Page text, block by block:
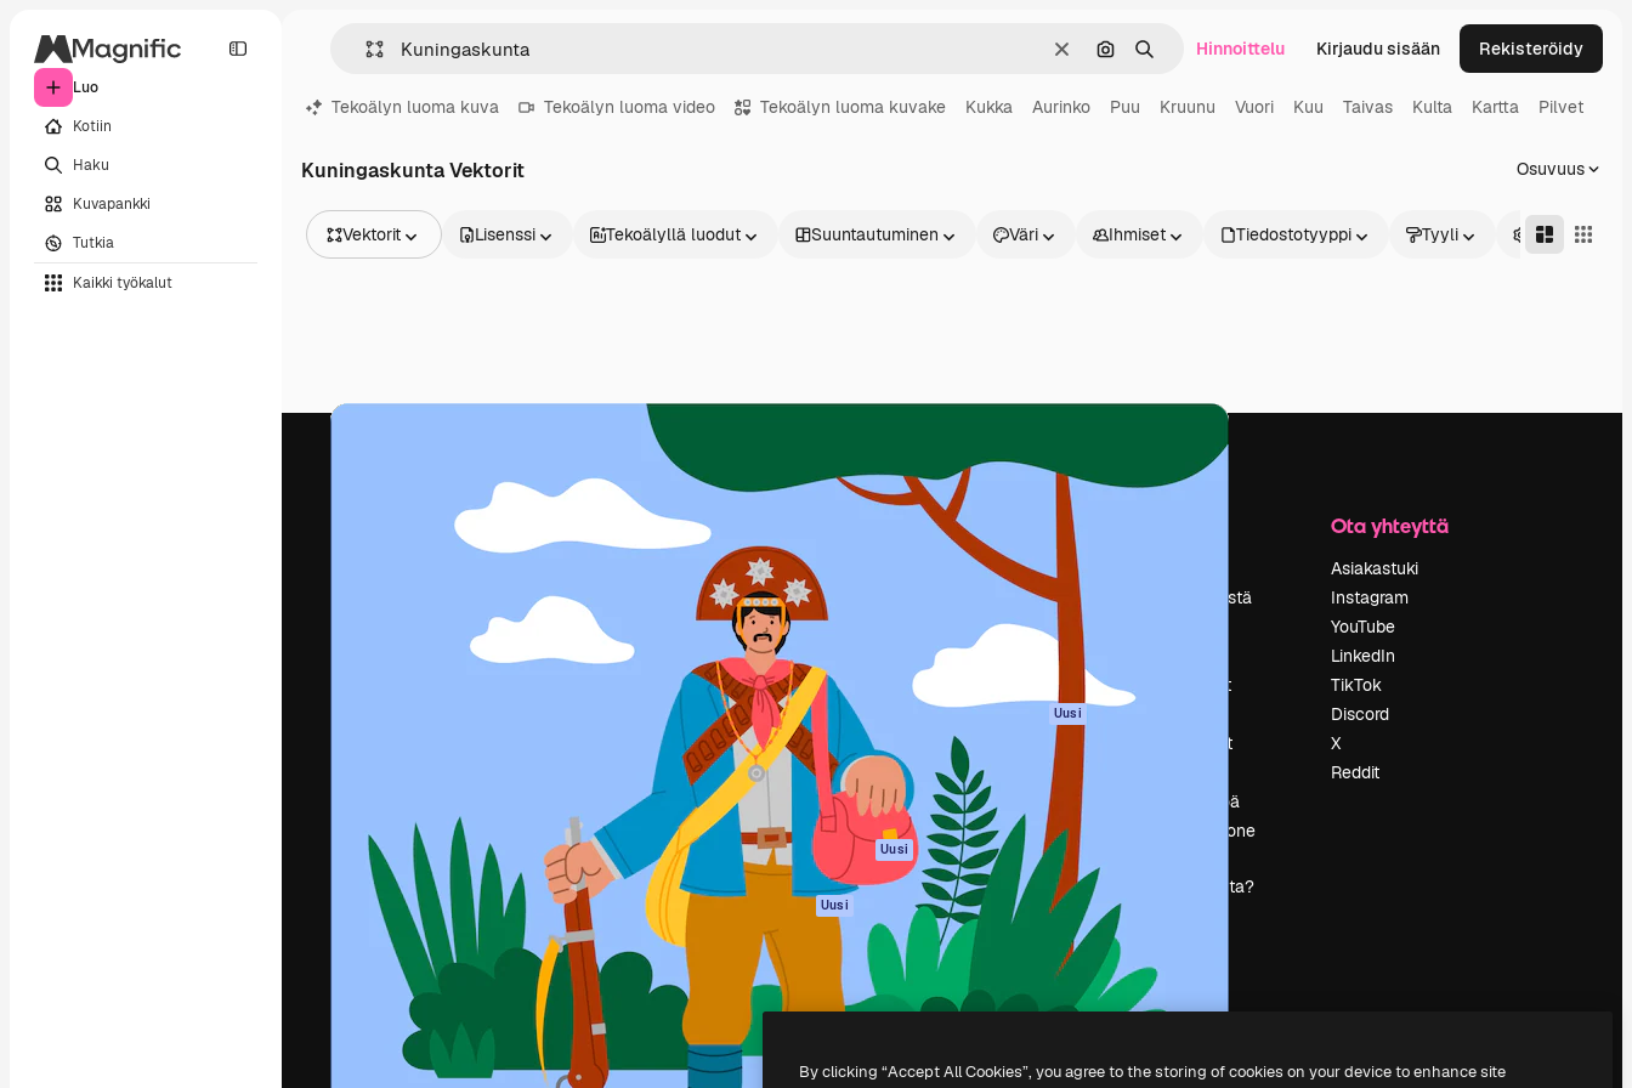
Luo
Kotiin
Haku
Kuvapankki
Tutkia
Kaikki työkalut
SelkeäHae kuvan perusteella
Haku Hinnoittelu Kirjaudu sisään Rekisteröidy
Tekoälyn luoma kuva Tekoälyn luoma video Tekoälyn luoma kuvake Kukka Aurinko Puu Kruunu Vuori Kuu Taivas Kulta Kartta Pilvet
Kuningaskunta Vektorit Osuvuus
Vektorit
Videot
Lisenssi Tekoälyllä luodut Suuntautuminen Väri Ihmiset Tiedostotyyppi Tyyli Edistynyt
Luova alusta parhaiden töidesi
toteuttamiseen. Yli miljoona tilaajaa
luovien alojen ammattilaisten, yritysten,
toimistojen ja studioiden joukossa.
Spaces
Tekoälyavustaja
Tekoälyllä toimiva
kuvageneraattori
Tekoälyllä toimiva
videogeneraattori
Tekoälyllä toimiva
äänigeneraattori
Kuvapankkisisältö
MCP
Claudelle ja
ChatGPT:lle
Uusi
Agentit Uusi
API
Mobiilisovellus
Kaikki Magnific-
työkalut
Aloita
Academy
Dokumentaatio
Käyttöehdot
Tietosuojakäytäntö
Alkuperäiset
Uusi
Evästepolitiikka
Luottamuskeskus
Kumppanit
Yrityksille
Tietoja meistä
Hakutrendit
Tapahtumat
Myy sisältöä
Lehdistöhuone
magnific.ai:ta?
Ota yhteyttä
Asiakastuki
Instagram
YouTube
LinkedIn
TikTok
Discord
X
Reddit
By clicking “Accept All Cookies”, you agree to the storing of cookies on your device to enhance site